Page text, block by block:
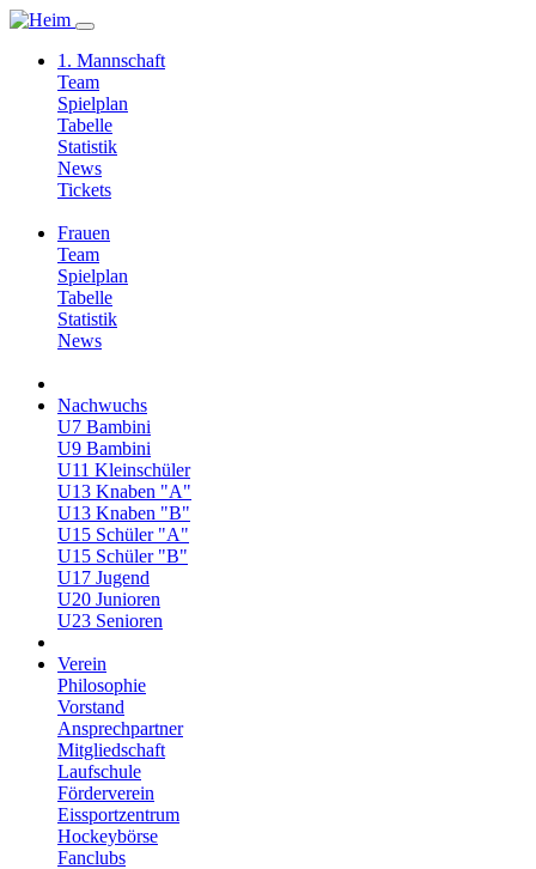
1. Mannschaft
Team
Spielplan
Tabelle
Statistik
News
Tickets
Frauen
Team
Spielplan
Tabelle
Statistik
News
Nachwuchs
U7 Bambini
U9 Bambini
U11 Kleinschüler
U13 Knaben "A"
U13 Knaben "B"
U15 Schüler "A"
U15 Schüler "B"
U17 Jugend
U20 Junioren
U23 Senioren
Verein
Philosophie
Vorstand
Ansprechpartner
Mitgliedschaft
Laufschule
Förderverein
Eissportzentrum
Hockeybörse
Fanclubs